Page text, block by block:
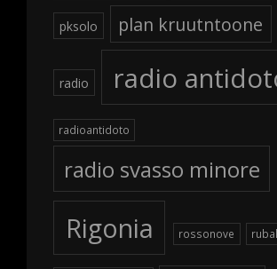
pksolo plan kruutntoone
radio radio
radioantidoto
radio svasso minore
Rigonia rossonove